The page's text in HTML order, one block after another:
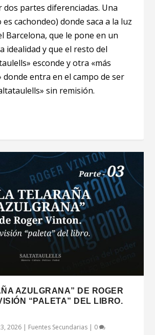
dos partes diferenciadas. Una
cachondeo) donde saca a la luz
Barcelona, que le pone en un
idealidad y que el resto del
esconde y otra «más
donde entra en el campo de ser
sin remisión.
AZULGRANA” DE ROGER
“PALETA” DEL LIBRO.
2026 | Fuentes Secundarias | 0